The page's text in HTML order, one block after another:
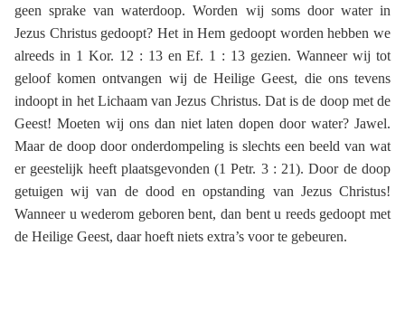
geen sprake van waterdoop. Worden wij soms door water in
Jezus Christus gedoopt? Het in Hem gedoopt worden hebben we
alreeds in 1 Kor. 12 : 13 en Ef. 1 : 13 gezien. Wanneer wij tot
geloof komen ontvangen wij de Heilige Geest, die ons tevens
indoopt in het Lichaam van Jezus Christus. Dat is de doop met de
Geest! Moeten wij ons dan niet laten dopen door water? Jawel.
Maar de doop door onderdompeling is slechts een beeld van wat
er geestelijk heeft plaatsgevonden (1 Petr. 3 : 21). Door de doop
getuigen wij van de dood en opstanding van Jezus Christus!
Wanneer u wederom geboren bent, dan bent u reeds gedoopt met
de Heilige Geest, daar hoeft niets extra’s voor te gebeuren.